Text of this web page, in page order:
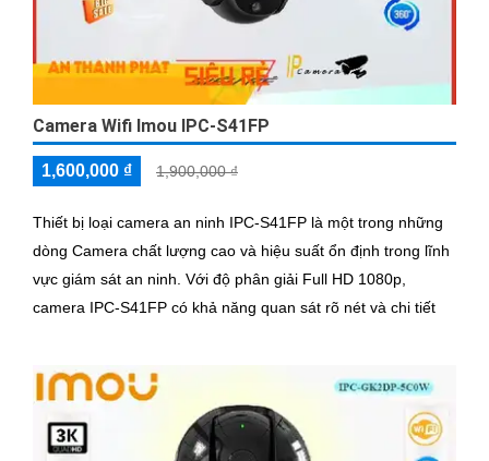
Camera Wifi Imou IPC-S41FP
1,600,000 ₫ 1,900,000 ₫
Thiết bị loại camera an ninh IPC-S41FP là một trong những
dòng Camera chất lượng cao và hiệu suất ổn định trong lĩnh
vực giám sát an ninh. Với độ phân giải Full HD 1080p,
camera IPC-S41FP có khả năng quan sát rõ nét và chi tiết